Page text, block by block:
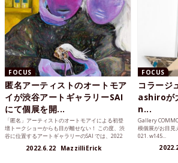
FOCUS
匿名アーティストのオートモア
イが渋谷アートギャラリーSAI
にて個展を開...
「匿名」アーティストのオートモアイによる初登
壇トークショーからも目が離せない！ この度、渋
谷に位置するアートギャラリーのSAI では、2022
2022.6.22 MazzilliErick
FOCUS
コラージ
ashiroが
n...
Gallery
模個展がお目
021. w145...